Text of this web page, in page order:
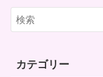
カテゴリー